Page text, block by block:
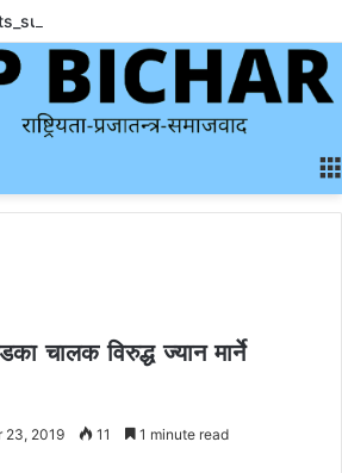
चालक विरुद्ध ज्यान मार्ने
23, 2019 11 1 minute read